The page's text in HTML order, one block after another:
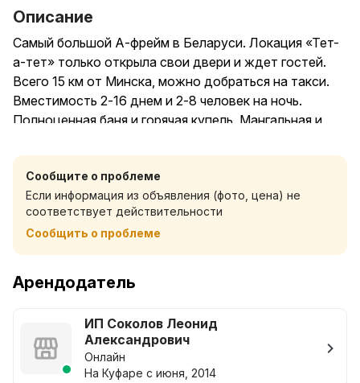
Описание
Самый большой А-фрейм в Беларуси. Локация «Тет-
а-тет» только открыла свои двери и ждет гостей.
Всего 15 км от Минска, можно добраться на такси.
Вместимость 2-16 днем и 2-8 человек на ночь.
Полноценная баня и горячая купель. Мангальная и
Цена в броне указана за дом.
По субботам цена за полный комплекс (Дом+баня+
купель)
В любой другой день :
Баня -200р.
Купель - 150р.
Комплекс (баня + купель) - 300р
Сообщите о проблеме
Если информация из объявления (фото, цена) не
соответствует действительности
Сообщить о проблеме
Арендодатель
ИП Соколов Леонид
Александрович
Онлайн
На Куфаре с июня, 2014